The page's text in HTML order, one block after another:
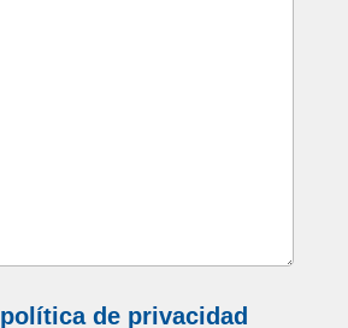
política de privacidad